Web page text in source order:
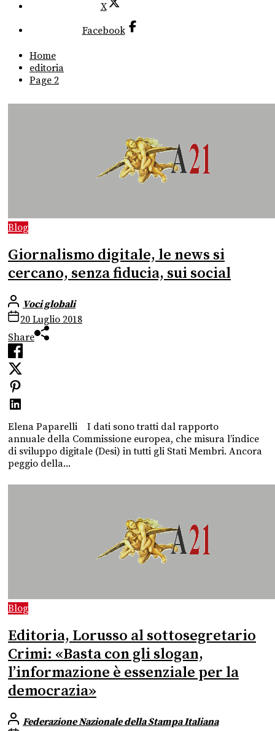
X
Facebook
Home
editoria
Page 2
Blog
Giornalismo digitale, le news si
cercano, senza fiducia, sui social
Voci globali
20 Luglio 2018
Share
Elena Paparelli I dati sono tratti dal rapporto
annuale della Commissione europea, che misura l’indice
di sviluppo digitale (Desi) in tutti gli Stati Membri. Ancora
peggio della...
Blog
Editoria, Lorusso al sottosegretario
Crimi: «Basta con gli slogan,
l’informazione è essenziale per la
democrazia»
Federazione Nazionale della Stampa Italiana